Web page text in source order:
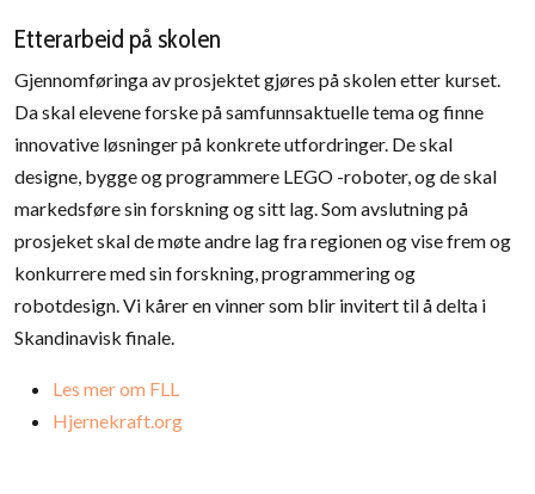
Etterarbeid på skolen
Gjennomføringa av prosjektet gjøres på skolen etter kurset.
Da skal elevene forske på samfunnsaktuelle tema og finne
innovative løsninger på konkrete utfordringer. De skal
designe, bygge og programmere LEGO -roboter, og de skal
markedsføre sin forskning og sitt lag. Som avslutning på
prosjeket skal de møte andre lag fra regionen og vise frem og
konkurrere med sin forskning, programmering og
robotdesign. Vi kårer en vinner som blir invitert til å delta i
Skandinavisk finale.
Les mer om FLL
Hjernekraft.org